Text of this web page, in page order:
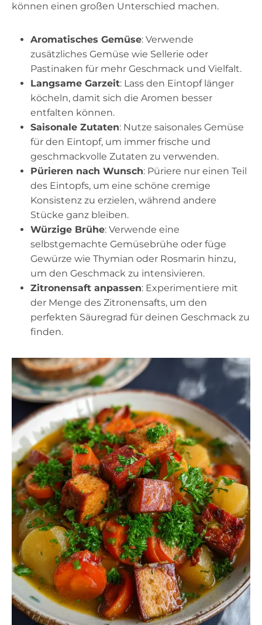
können einen großen Unterschied machen.
Aromatisches Gemüse: Verwende
zusätzliches Gemüse wie Sellerie oder
Pastinaken für mehr Geschmack und Vielfalt.
Langsame Garzeit: Lass den Eintopf länger
köcheln, damit sich die Aromen besser
entfalten können.
Saisonale Zutaten: Nutze saisonales Gemüse
für den Eintopf, um immer frische und
geschmackvolle Zutaten zu verwenden.
Pürieren nach Wunsch: Püriere nur einen Teil
des Eintopfs, um eine schöne cremige
Konsistenz zu erzielen, während andere
Stücke ganz bleiben.
Würzige Brühe: Verwende eine
selbstgemachte Gemüsebrühe oder füge
Gewürze wie Thymian oder Rosmarin hinzu,
um den Geschmack zu intensivieren.
Zitronensaft anpassen: Experimentiere mit
der Menge des Zitronensafts, um den
perfekten Säuregrad für deinen Geschmack zu
finden.